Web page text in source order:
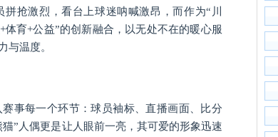
抢激烈，看台上球迷呐喊激昂，而作为“川
育+公益”的创新融合，以无处不在的暖心服
与温度。
事每一个环节：球员袖标、直播画面、比分
”人偶更是让人眼前一亮，其可爱的形象迅速